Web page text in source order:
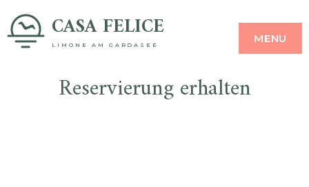
Skip
to
CASA FELICE
LIMONE AM GARDASEE
MENU
Reservierung erhalten